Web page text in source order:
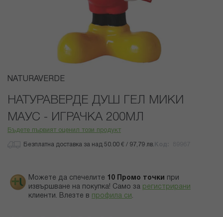
Преминете
началото
галерия
със
NATURAVERDE
НАТУРАВЕРДЕ ДУШ ГЕЛ МИКИ
МАУС - ИГРАЧКА 200МЛ
Бъдете първият оценил този продукт
Безплатна доставка за над 50.00 € / 97,79 лв.
Можете да спечелите 10 Промо точки
при
извършване на покупка! Само за регистрирани
клиенти. Влезте в профила си .